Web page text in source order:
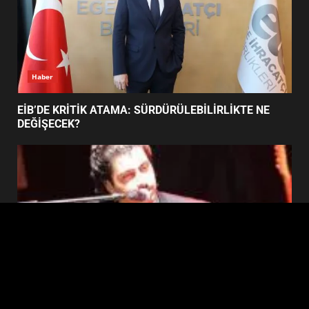
6
BURHANİYE SATRANÇ
TURNUVASI KAYITLARI NEYİ
DEĞİŞTİRİYOR?
BURHANİYE BELEDİYESPOR’DA
YENİ YÖNETİM NASIL
Haber
EİB’DE KRİTİK ATAMA: SÜRDÜRÜLEBİLİRLİKTE NE
DEĞİŞECEK?